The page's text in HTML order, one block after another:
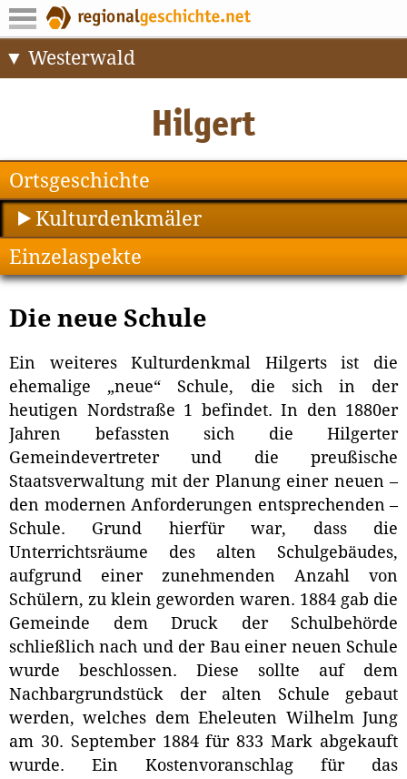
Westerwald
Ortsgeschichte
Kulturdenkmäler
Einzelaspekte
Die neue Schule
Ein weiteres Kulturdenkmal Hilgerts ist die
ehemalige „neue“ Schule, die sich in der
heutigen Nordstraße 1 befindet. In den 1880er
Jahren befassten sich die Hilgerter
Gemeindevertreter und die preußische
Staatsverwaltung mit der Planung einer neuen –
den modernen Anforderungen entsprechenden –
Schule. Grund hierfür war, dass die
Unterrichtsräume des alten Schulgebäudes,
aufgrund einer zunehmenden Anzahl von
Schülern, zu klein geworden waren. 1884 gab die
Gemeinde dem Druck der Schulbehörde
schließlich nach und der Bau einer neuen Schule
wurde beschlossen. Diese sollte auf dem
Nachbargrundstück der alten Schule gebaut
werden, welches dem Eheleuten Wilhelm Jung
am 30. September 1884 für 833 Mark abgekauft
wurde. Ein Kostenvoranschlag für das